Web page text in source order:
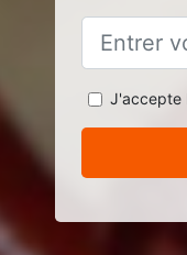
J'accepte